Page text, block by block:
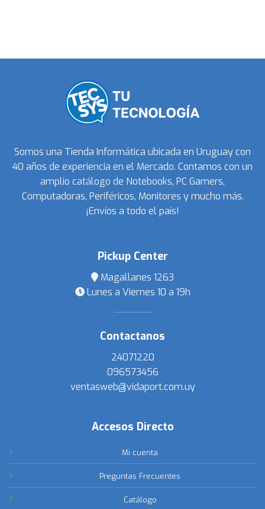
Somos una Tienda Informática ubicada en Uruguay con
40 años de experiencia en el Mercado. Contamos con un
amplio catálogo de Notebooks, PC Gamers,
Computadoras, Periféricos, Monitores y mucho más.
¡Envíos a todo el país!
Pickup Center
Magallanes 1263
Lunes a Viernes 10 a 19h
Contactanos
24071220
096573456
ventasweb@vidaport.com.uy
Accesos Directo
Mi cuenta
Preguntas Frecuentes
Catálogo